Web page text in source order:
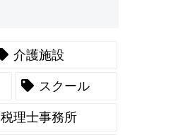
介護施設
スクール
税理士事務所